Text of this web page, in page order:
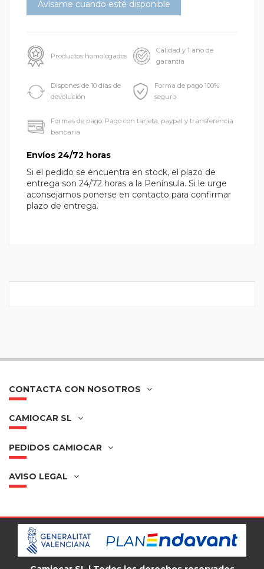
Productos homologados
Calidad y 1 año de
garantía
Dispones de 10 días de
devolución
Forma de pago 100%
seguro
Formas de pago: Pago con tarjeta, paypal y transferencia
bancaria
Envíos 24/72 horas
Si el pedido se encuentra en stock, el plazo de
entrega son 24/72 horas a la Península. Si le urge
aconsejamos ponerse en contacto para confirmar
plazo de entrega.
CONTACTA CON NOSOTROS
CAMIOCAR SL
PEDIDOS CAMIOCAR
AVISO LEGAL